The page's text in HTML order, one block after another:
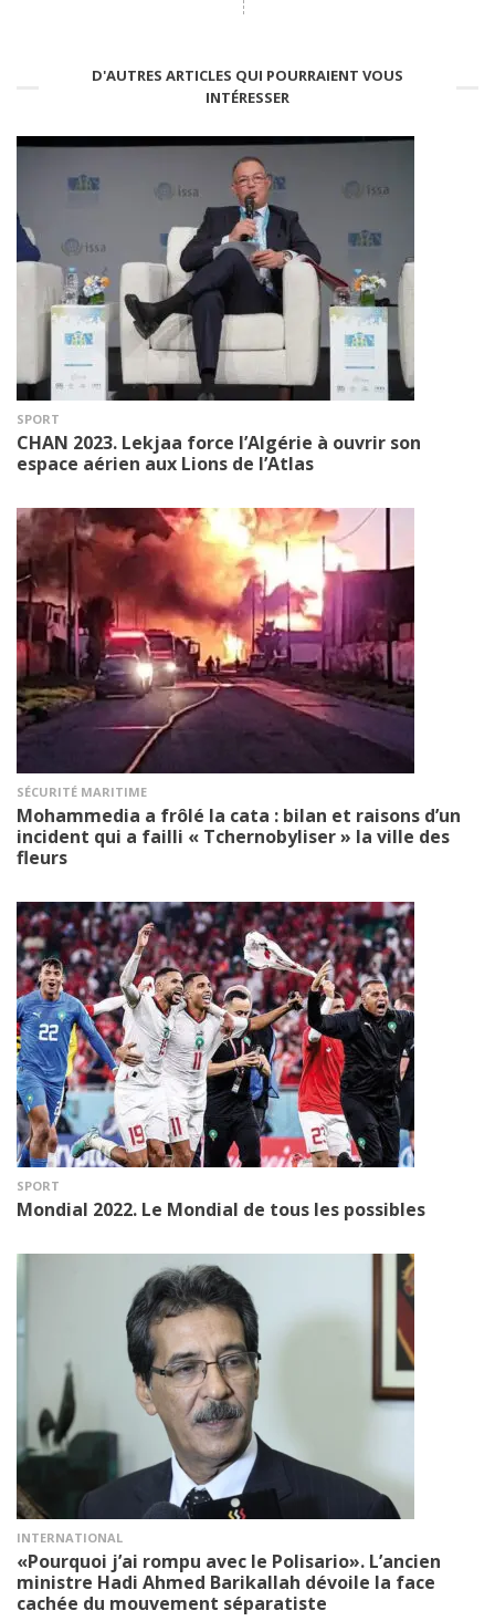
D'AUTRES ARTICLES QUI POURRAIENT VOUS
INTÉRESSER
SPORT
CHAN 2023. Lekjaa force l’Algérie à ouvrir son
espace aérien aux Lions de l’Atlas
SÉCURITÉ MARITIME
Mohammedia a frôlé la cata : bilan et raisons d’un
incident qui a failli « Tchernobyliser » la ville des
fleurs
SPORT
Mondial 2022. Le Mondial de tous les possibles
INTERNATIONAL
«Pourquoi j’ai rompu avec le Polisario». L’ancien
ministre Hadi Ahmed Barikallah dévoile la face
cachée du mouvement séparatiste